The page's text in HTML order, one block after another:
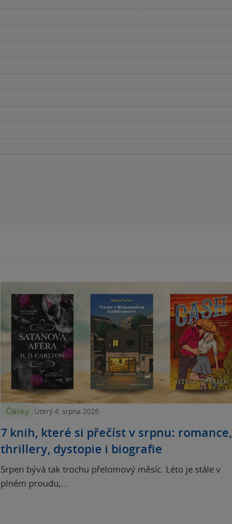
Články Úterý 4. srpna 2026
7 knih, které si přečíst v srpnu: romance,
thrillery, dystopie i biografie
Srpen bývá tak trochu přelomový měsíc. Léto je stále v
plném proudu,...